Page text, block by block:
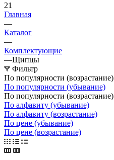
21
Главная
—
Каталог
—
Комплектующие
—Щипцы
Фильтр
По популярности (возрастание)
По популярности (убывание)
По популярности (возрастание)
По алфавиту (убывание)
По алфавиту (возрастание)
По цене (убывание)
По цене (возрастание)